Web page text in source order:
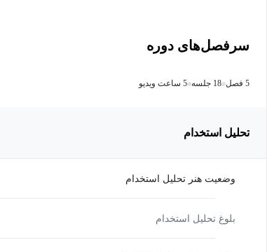
سرفصل‌های دوره
5 فصل 18 جلسه 5 ساعت ویدیو
تحلیل استخدام
وضعیت هنر تحلیل استخدام
بلوغ تحلیل استخدام